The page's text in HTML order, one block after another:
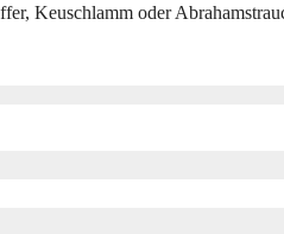
Keuschlamm oder